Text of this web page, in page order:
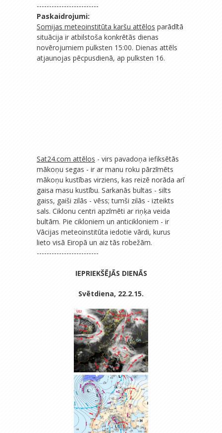
-------------------------
Paskaidrojumi:
Somijas meteoinstitūta karšu attēlos parādītā
situācija ir atbilstoša konkrētās dienas
novērojumiem pulksten 15:00. Dienas attēls
atjaunojas pēcpusdienā, ap pulksten 16.
Sat24.com attēlos - virs pavadoņa iefiksētās
mākoņu segas - ir ar manu roku pārzīmēts
mākoņu kustības virziens, kas reizē norāda arī
gaisa masu kustību. Sarkanās bultas - silts
gaiss, gaiši zilās - vēss; tumši zilās - izteikts
sals. Ciklonu centri apzīmēti ar riņķa veida
bultām. Pie cikloniem un anticikloniem - ir
Vācijas meteoinstitūta iedotie vārdi, kurus
lieto visā Eiropā un aiz tās robežām.
-------------------------
IEPRIEKŠĒJĀS DIENĀS
Svētdiena, 22.2.15.